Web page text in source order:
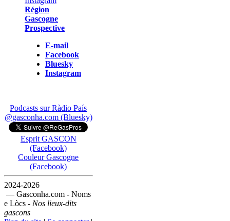
Région
Gascogne
Prospective
E-mail
Facebook
Bluesky
Instagram
Podcasts sur Ràdio País
@gasconha.com (Bluesky)
Esprit GASCON
(Facebook)
Couleur Gascogne
(Facebook)
2024-2026
— Gasconha.com - Noms
e Lòcs - Nos lieux-dits
gascons